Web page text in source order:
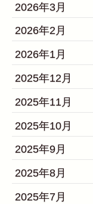
2026年3月
2026年2月
2026年1月
2025年12月
2025年11月
2025年10月
2025年9月
2025年8月
2025年7月